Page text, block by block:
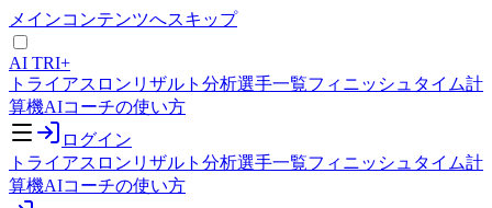
メインコンテンツへスキップ
AI TRI+
トライアスロンリザルト分析選手一覧フィニッシュタイム計
算機AIコーチの使い方
ログイン
トライアスロンリザルト分析選手一覧フィニッシュタイム計
算機AIコーチの使い方